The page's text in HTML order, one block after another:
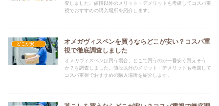
査しました。値段以外のメリット・デメリットも考慮してコスパ重
視でおすすめの購入場所を紹介します。
どこが安い？-調理器具・食器類
オメガヴィスペンを買うならどこが安い？コスパ重
視で徹底調査しました
オメガヴィスペンは買う場合、どこで買うのが一番安く買えそう
か？を調査しました。値段以外のメリット・デメリットも考慮して
コスパ重視でおすすめの購入場所を紹介します。